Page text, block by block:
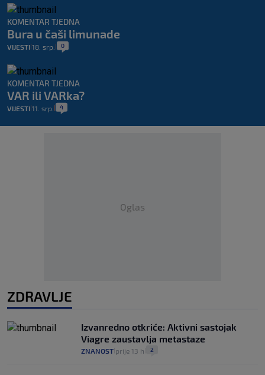
KOMENTAR TJEDNA
Bura u čaši limunade
VIJESTI 18. srp. 0
KOMENTAR TJEDNA
VAR ili VARka?
VIJESTI 11. srp. 4
Oglas
ZDRAVLJE
Izvanredno otkriće: Aktivni sastojak
Viagre zaustavlja metastaze
ZNANOST prije 13 h 2